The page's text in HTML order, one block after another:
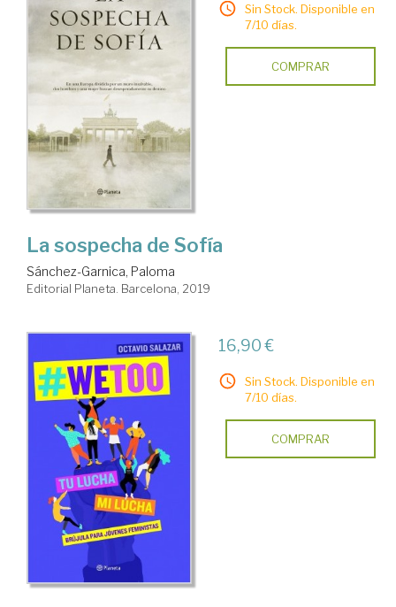
Sin Stock. Disponible en
7/10 días.
COMPRAR
La sospecha de Sofía
Sánchez-Garnica, Paloma
Editorial Planeta. Barcelona, 2019
16,90 €
Sin Stock. Disponible en
7/10 días.
COMPRAR